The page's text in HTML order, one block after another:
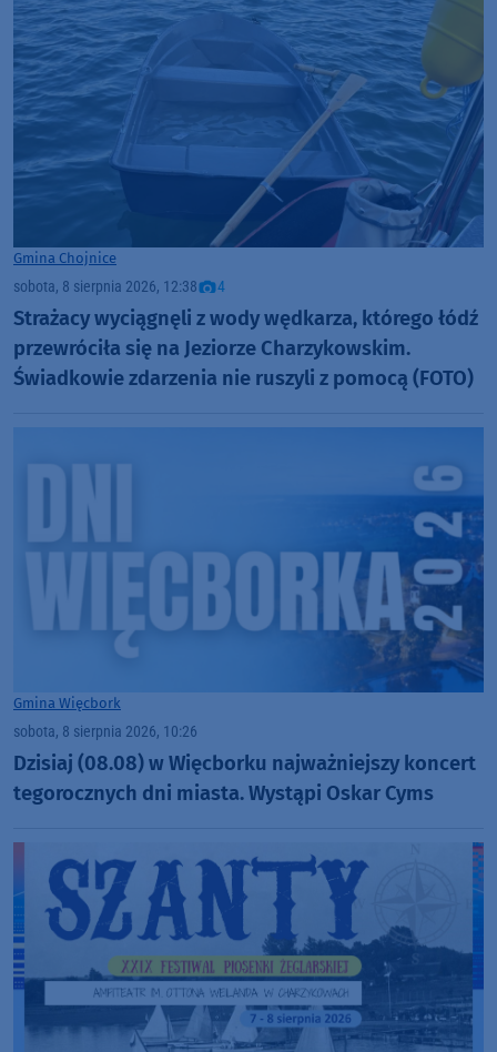
Gmina Chojnice
sobota, 8 sierpnia 2026, 12:38 4
Strażacy wyciągnęli z wody wędkarza, którego łódź
przewróciła się na Jeziorze Charzykowskim.
Świadkowie zdarzenia nie ruszyli z pomocą (FOTO)
Gmina Więcbork
sobota, 8 sierpnia 2026, 10:26
Dzisiaj (08.08) w Więcborku najważniejszy koncert
tegorocznych dni miasta. Wystąpi Oskar Cyms